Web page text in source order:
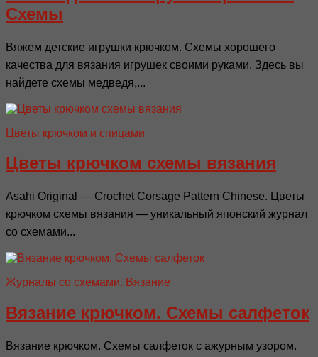
Схемы
Вяжем детские игрушки крючком. Схемы хорошего
качества для вязания игрушек своими руками. Здесь вы
найдете схемы медведя,...
Цветы крючком и спицами
Цветы крючком схемы вязания
Asahi Original — Crochet Corsage Pattern Chinese. Цветы
крючком схемы вязания — уникальный японский журнал
со схемами...
Журналы со схемами. Вязание
Вязание крючком. Схемы салфеток
Вязание крючком. Схемы салфеток с ажурным узором.